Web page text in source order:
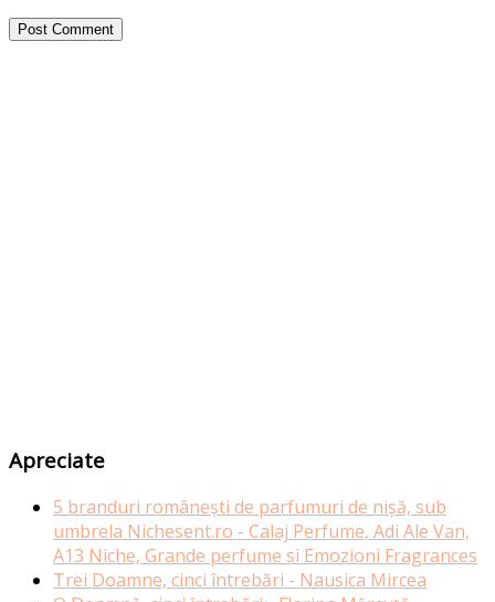
Apreciate
5 branduri românești de parfumuri de nișă, sub
umbrela Nichesent.ro - Calaj Perfume, Adi Ale Van,
A13 Niche, Grande perfume si Emozioni Fragrances
Trei Doamne, cinci întrebări - Nausica Mircea